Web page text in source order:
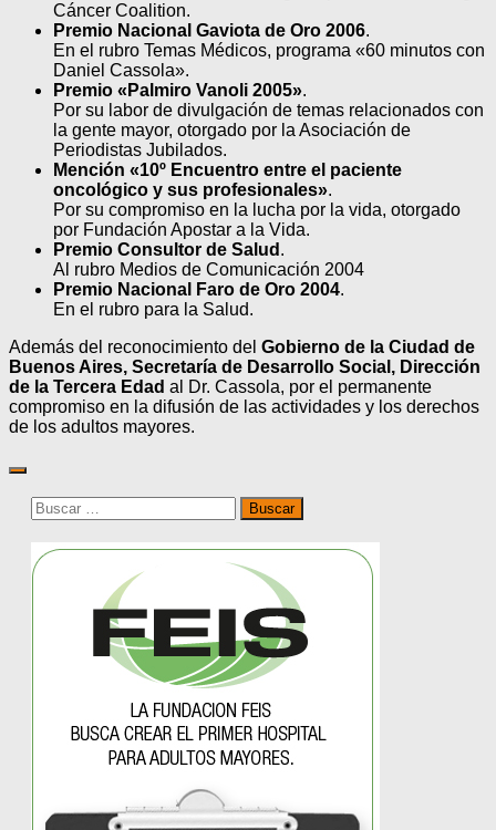
Cáncer Coalition.
Premio Nacional Gaviota de Oro 2006.
En el rubro Temas Médicos, programa «60 minutos con
Daniel Cassola».
Premio «Palmiro Vanoli 2005».
Por su labor de divulgación de temas relacionados con
la gente mayor, otorgado por la Asociación de
Periodistas Jubilados.
Mención «10º Encuentro entre el paciente
oncológico y sus profesionales».
Por su compromiso en la lucha por la vida, otorgado
por Fundación Apostar a la Vida.
Premio Consultor de Salud .
Al rubro Medios de Comunicación 2004
Premio Nacional Faro de Oro 2004.
En el rubro para la Salud.
Además del reconocimiento del Gobierno de la Ciudad de
Buenos Aires, Secretaría de Desarrollo Social, Dirección
de la Tercera Edad al Dr. Cassola, por el permanente
compromiso en la difusión de las actividades y los derechos
de los adultos mayores.
Buscar: